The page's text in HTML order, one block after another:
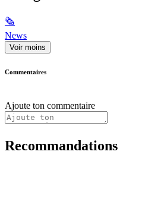
🗞
News
Voir moins
Commentaires
Ajoute ton commentaire
Recommandations